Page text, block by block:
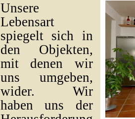
Unsere
Lebensart
spiegelt sich in
den Objekten,
mit denen wir
uns umgeben,
wider. Wir
haben uns der